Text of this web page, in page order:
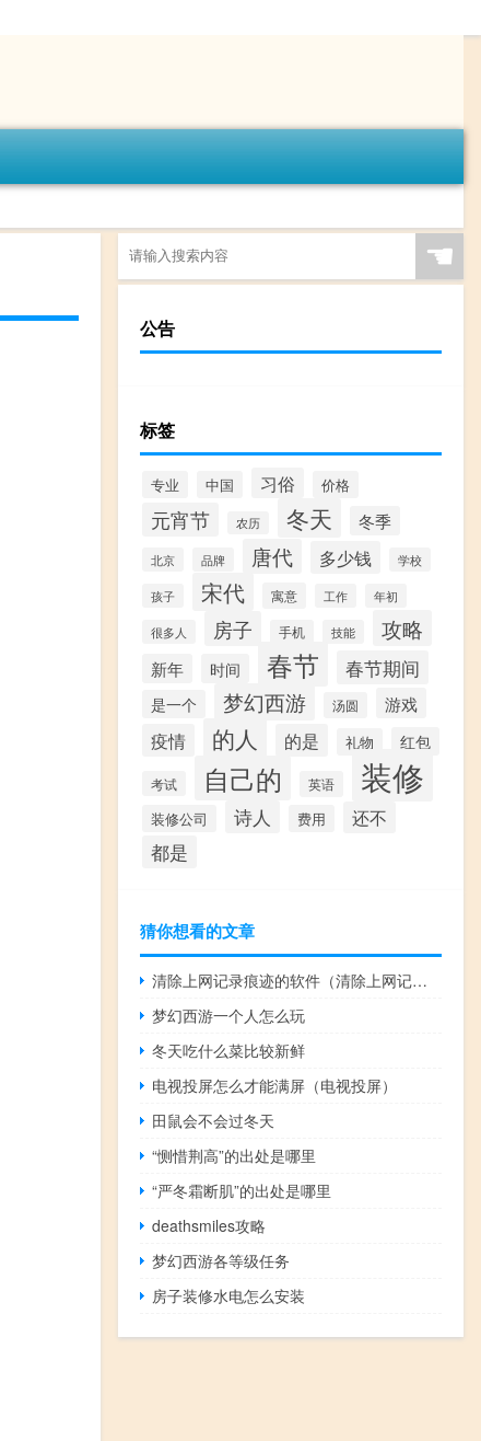
☚
公告
标签
专业 中国 习俗 价格
元宵节 农历 冬天 冬季
北京 品牌 唐代 多少钱 学校
孩子 宋代 寓意 工作 年初
很多人 房子 手机 技能 攻略
新年 时间 春节 春节期间
是一个 梦幻西游 汤圆 游戏
疫情 的人 的是 礼物 红包
考试 自己的 英语 装修
装修公司 诗人 费用 还不
都是
猜你想看的文章
清除上网记录痕迹的软件（清除上网记录）
梦幻西游一个人怎么玩
冬天吃什么菜比较新鲜
电视投屏怎么才能满屏（电视投屏）
田鼠会不会过冬天
“恻惜荆高”的出处是哪里
“严冬霜断肌”的出处是哪里
deathsmiles攻略
梦幻西游各等级任务
房子装修水电怎么安装